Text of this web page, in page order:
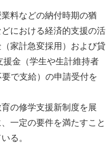
料などの納付時期の猶
における経済的支援の活
家計急変採用）および貸
金（学生や生計維持者
で支給）の申請受付を
の修学支援新制度を展
一定の要件を満たすこと
る。